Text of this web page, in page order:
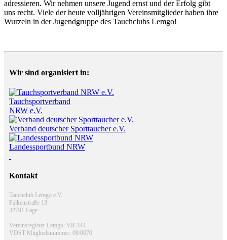
adressieren. Wir nehmen unsere Jugend ernst und der Erfolg gibt
uns recht. Viele der heute volljährigen Vereinsmitglieder haben ihre
Wurzeln in der Jugendgruppe des Tauchclubs Lemgo!
Wir sind organisiert in:
Tauchsportverband
NRW e.V.
Verband deutscher Sporttaucher e.V.
Landessportbund NRW
Kontakt
Tauchclub Lemgo e.V.
Falkenstraße 13
32791 Lage
Vereinsregister Lemgo: VR 344
VDST Mitgliedsnummer: 08/0070